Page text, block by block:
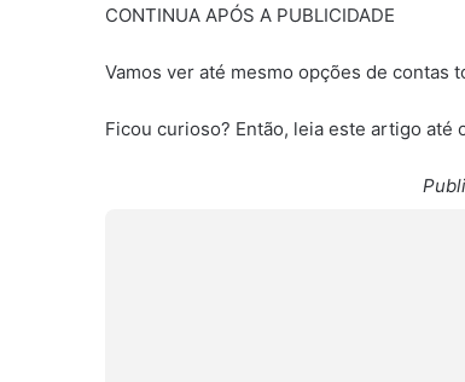
CONTINUA APÓS A PUBLICIDADE
Vamos ver até mesmo opções de contas
Ficou curioso? Então, leia este artigo até